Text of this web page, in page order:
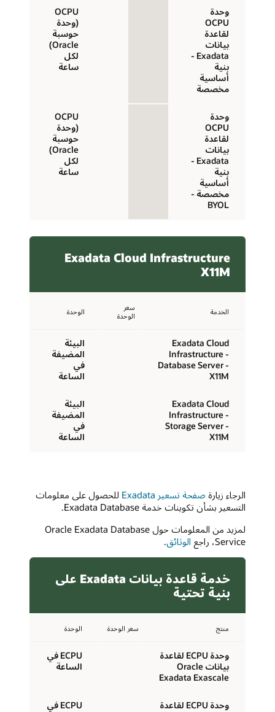
وحدة
OCPU
لقاعدة
بيانات
Exadata -
بنية
أساسية
مخصصة
‏‫OCPU
(وحدة
حوسبة
لكل
ساعة
وحدة
OCPU
لقاعدة
بيانات
Exadata -
بنية
أساسية
مخصصة -
BYOL
‏‫OCPU
(وحدة
حوسبة
لكل
ساعة
Exadata Cloud Infrastructure
X11M
الخدمة
سعر
الوحدة
الوحدة
Exadata Cloud
Infrastructure -
Database Server -
X11M
البيئة
المضيفة
في
الساعة
Exadata Cloud
Infrastructure -
Storage Server -
X11M
البيئة
المضيفة
في
الساعة
الرجاء زيارة صفحة تسعير Exadata
للحصول على معلومات
التسعير بشأن تكوينات خدمة Exadata Database.
لمزيد من المعلومات حول Oracle Exadata Database
Service، راجع
الوثائق.
خدمة قاعدة بيانات Exadata على
بنية تحتية
منتج سعر الوحدة الوحدة
وحدة ECPU لقاعدة
بيانات Oracle
Exadata Exascale
ECPU في
الساعة
وحدة ECPU لقاعدة
ECPU في